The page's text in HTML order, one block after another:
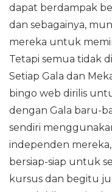
dapat berdampak
dan sebagainya,
mereka untuk
Tetapi semua tidak
Setiap Gala dan
bingo web dirilis
dengan Gala baru-
sendiri
independen
bersiap-siap untuk
kursus dan begitu